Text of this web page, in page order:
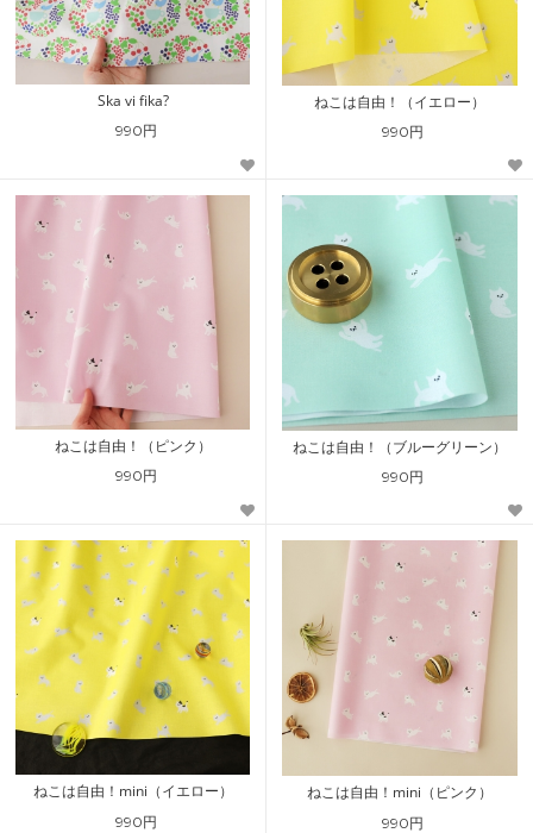
Ska vi fika?
990円
ねこは自由！（イエロー）
990円
ねこは自由！（ピンク）
990円
ねこは自由！（ブルーグリーン）
990円
ねこは自由！mini（イエロー）
990円
ねこは自由！mini（ピンク）
990円